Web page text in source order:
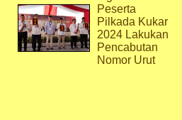
Peserta
Pilkada Kukar
2024 Lakukan
Pencabutan
Nomor Urut